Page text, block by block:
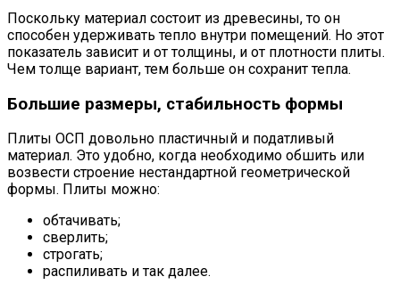
Поскольку материал состоит из древесины, то он
способен удерживать тепло внутри помещений. Но этот
показатель зависит и от толщины, и от плотности плиты.
Чем толще вариант, тем больше он сохранит тепла.
Большие размеры, стабильность формы
Плиты ОСП довольно пластичный и податливый
материал. Это удобно, когда необходимо обшить или
возвести строение нестандартной геометрической
формы. Плиты можно:
обтачивать;
сверлить;
строгать;
распиливать и так далее.